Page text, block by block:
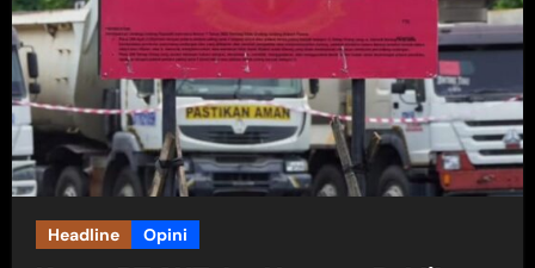
Headline Opini